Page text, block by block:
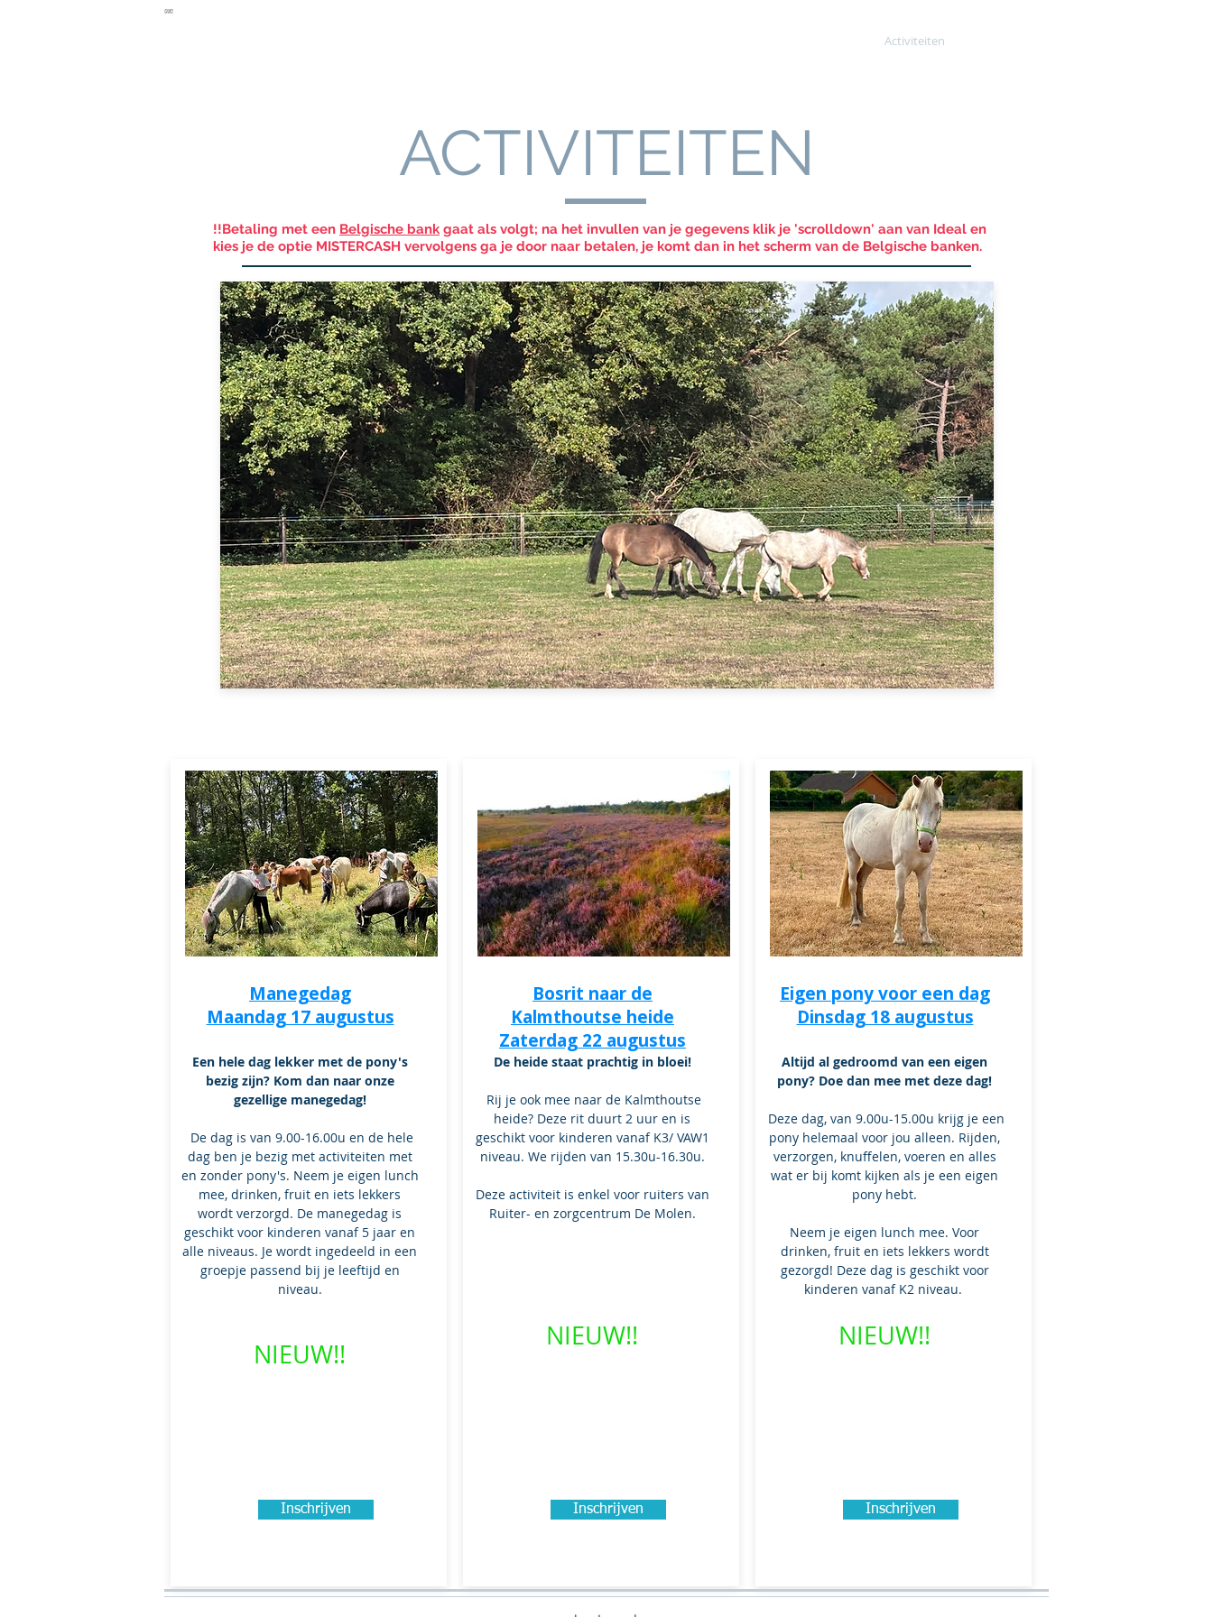
Activiteiten
ACTIVITEITEN
!!Betaling met een Belgische bankgaat als volgt; na het invullen van je gegevens klik je 'scrolldown' aan van Ideal en
kies je de optie MISTERCASH vervolgens ga je door naar betalen, je komt dan in het scherm van de Belgische banken.
Manegedag
Maandag 17 augustus
Een hele dag lekker met de pony's
bezig zijn? Kom dan naar onze
gezellige manegedag!
De dag is van 9.00-16.00u en de hele
dag ben je bezig met activiteiten met
en zonder pony's. Neem je eigen lunch
mee, drinken, fruit en iets lekkers
wordt verzorgd. De manegedag is
geschikt voor kinderen vanaf 5 jaar en
alle niveaus. Je wordt ingedeeld in een
groepje passend bij je leeftijd en
niveau.
​NIEUW!!
Inschrijven
Bosrit naar de
Kalmthoutse heide
Zaterdag 22 augustus
De heide staat prachtig in bloei!
Rij je ook mee naar de Kalmthoutse
heide? Deze rit duurt 2 uur en is
geschikt voor kinderen vanaf K3/ VAW1
niveau. We rijden van 15.30u-16.30u.
Deze activiteit is enkel voor ruiters van
Ruiter- en zorgcentrum De Molen.
NIEUW!!​
Inschrijven
Eigen pony voor een dag
Dinsdag 18 augustus
Altijd al gedroomd van een eigen
pony? Doe dan mee met deze dag!
Deze dag, van 9.00u-15.00u krijg je een
pony helemaal voor jou alleen. Rijden,
verzorgen, knuffelen, voeren en alles
wat er bij komt kijken als je een eigen
pony hebt.
Neem je eigen lunch mee. Voor
drinken, fruit en iets lekkers wordt
gezorgd! Deze dag is geschikt voor
kinderen vanaf K2 niveau.
NIEUW!!​
Inschrijven